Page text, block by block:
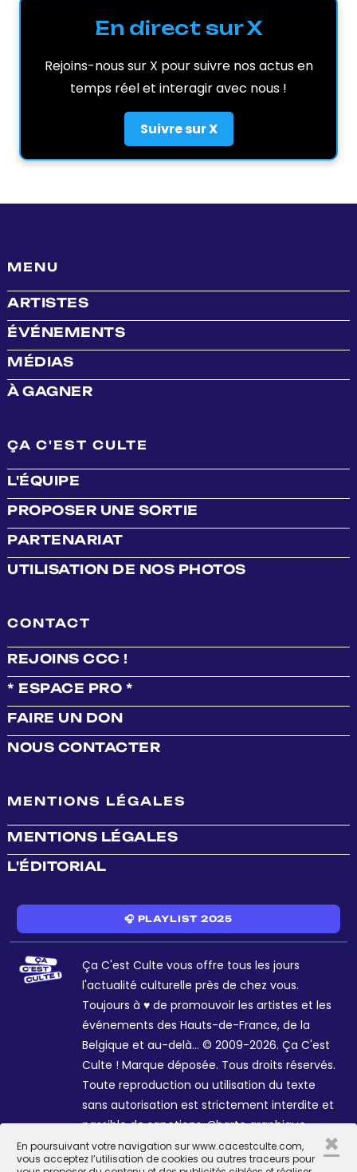
En poursuivant votre navigation sur www.cacestculte.com,
vous acceptez l’utilisation de cookies ou autres traceurs pour
×
En direct sur X
Rejoins-nous sur X pour suivre nos actus en
temps réel et interagir avec nous !
Suivre sur X
MENU
ARTISTES
ÉVÉNEMENTS
MÉDIAS
À GAGNER
ÇA C'EST CULTE
L'ÉQUIPE
PROPOSER UNE SORTIE
PARTENARIAT
UTILISATION DE NOS PHOTOS
CONTACT
REJOINS CCC !
* ESPACE PRO *
FAIRE UN DON
NOUS CONTACTER
MENTIONS LÉGALES
MENTIONS LÉGALES
L'ÉDITORIAL
🎧 PLAYLIST 2025
Ça C'est Culte vous offre tous les jours
l'actualité culturelle près de chez vous.
Toujours à ♥ de promouvoir les artistes et les
événements des Hauts-de-France, de la
Belgique et au-delà... © 2009-2026. Ça C'est
Culte ! Marque déposée. Tous droits réservés.
Toute reproduction ou utilisation du texte
sans autorisation est strictement interdite et
passible de sanctions. Charte graphique
Sophie R. et Céline Galant.